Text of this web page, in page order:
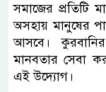
সমাজের প্রতিটি
অসহায় মানুষের
আসবে।
মানবতার সেবা
এই উদ্যোগ।